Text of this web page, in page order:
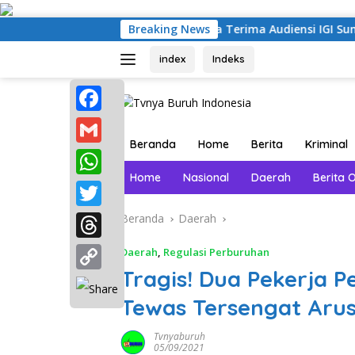
Langsung
konten
Breaking News
BPMP Sumatera Utara Terima Audiensi IGI Sumatera
index Indeks
Beranda Home Berita Kriminal
Home Nasional Daerah Berita
Beranda Daerah
Daerah, Regulasi Perburuhan
Tragis! Dua Pekerja
Tewas Tersengat
Tvnyaburuh
05/09/2021
F
a
c
e
b
o
o
G
m
a
W
h
a
s
A
T
w
i
t
T
h
C
o